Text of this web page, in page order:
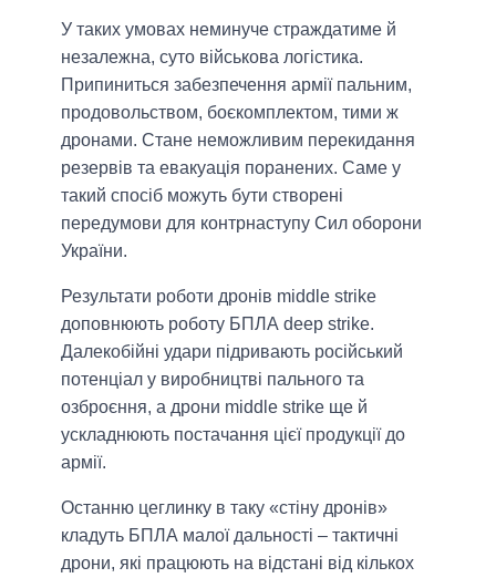
У таких умовах неминуче страждатиме й
незалежна, суто військова логістика.
Припиниться забезпечення армії пальним,
продовольством, боєкомплектом, тими ж
дронами. Стане неможливим перекидання
резервів та евакуація поранених. Саме у
такий спосіб можуть бути створені
передумови для контрнаступу Сил оборони
України.
Результати роботи дронів middle strike
доповнюють роботу БПЛА deep strike.
Далекобійні удари підривають російський
потенціал у виробництві пального та
озброєння, а дрони middle strike ще й
ускладнюють постачання цієї продукції до
армії.
Останню цеглинку в таку «стіну дронів»
кладуть БПЛА малої дальності – тактичні
дрони, які працюють на відстані від кількох